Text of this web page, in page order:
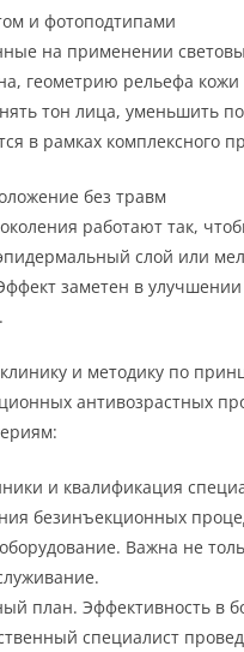
и фотоподтипами
на применении
геометрию рельефа
тон лица, уменьшить
в рамках комплексного
без травм
работают так,
слой или
заметен в
и методику по
антивозрастных
и квалификация
безинъекционных
Важна не
план. Эффективность в
специалист